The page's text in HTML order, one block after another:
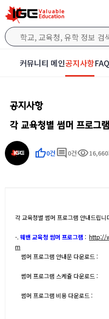
커뮤니티 메인공지사항FAQ
공지사항
각 교육청별 썸머 프로그
thumb_up0건 comment 0건visibility
각 교육청별 썸머 프로그램 안내드립니
-.웨밴 교육청 썸머 프로그램 : http://
m
썸머 프로그램 안내문 다운로드 :
썸머 프로그램 스케쥴 다운로드 :
썸머 프로그램 비용 다운로드 :